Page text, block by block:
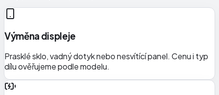
Výměna displeje
Prasklé sklo, vadný dotyk nebo nesvítící panel. Cenu i typ
dílu ověřujeme podle modelu.